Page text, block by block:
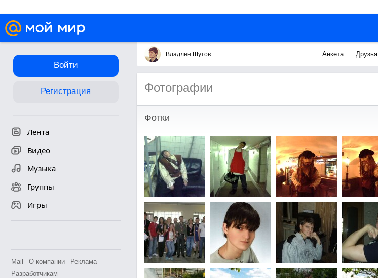
Войти
Регистрация
Лента
Видео
Музыка
Группы
Игры
Mail О компании
Реклама
Разработчикам
Владлен Шутов Анкета Друзья
Фотографии
Фотки